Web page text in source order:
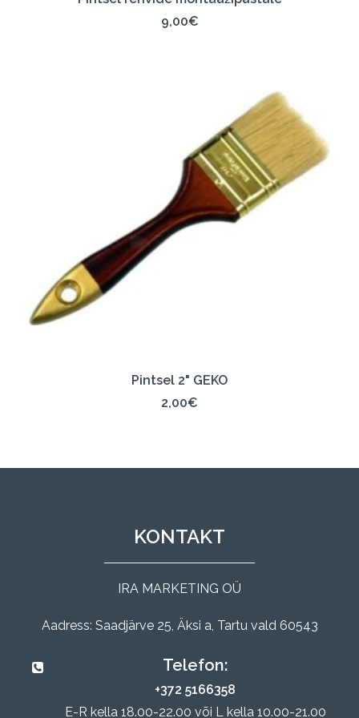
9,00€
LISA KORVI
Pintsel 2" GEKO
2,00€
KONTAKT
IRA MARKETING OÜ
Aadress: Saadjärve 25, Äksi a, Tartu vald 60543
Telefon:
+372 5166358
E-R kella 18.00-22.00 või L kella 10.00-21.00